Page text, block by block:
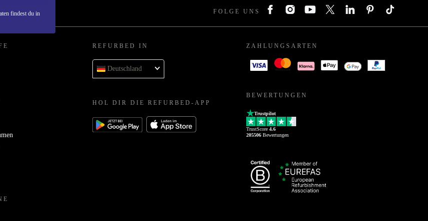
findest du in
FOLGE UNS
REFURBED IN
Deutschland
HOL DIR DIE REFURBED-APP
ZAHLUNGSARTEN
BEWERTUNGEN
Trustpilot
TrustScore 4.6
205506 Bewertungen